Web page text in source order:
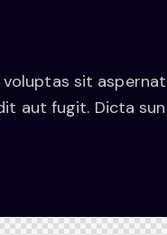
sit
aut fugit. Dicta